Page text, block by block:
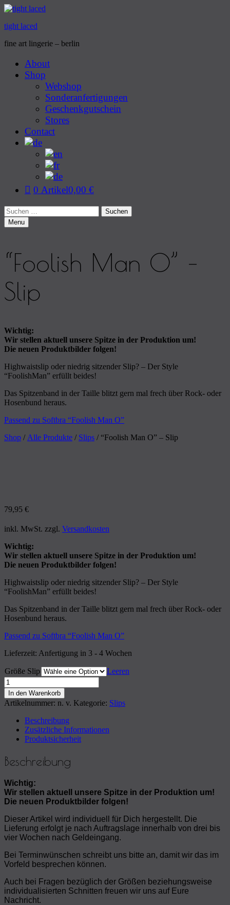
tight laced
fine art lingerie – berlin
Primary
Menu
About
Shop
Webshop
Sonderanfertigungen
Geschenkgutschein
Stores
Contact
0 Artikel0,00 €
Search
Suchen
nach:
Menu
“Foolish Man O” –
Slip
Wichtig:
Wir stellen aktuell unsere Spitze in der Produktion um!
Die neuen Produktbilder folgen!
Highwaistslip oder niedrig sitzender Slip? – Der Style
“FoolishMan” erfüllt beides!
Das Spitzenband in der Taille blitzt gern mal frech über Rock- oder
Hosenbund heraus.
Passend zu Softbra “Foolish Man O”
Shop / Alle Produkte / Slips / “Foolish Man O” – Slip
79,95 €
inkl. MwSt. zzgl. Versandkosten
Wichtig:
Wir stellen aktuell unsere Spitze in der Produktion um!
Die neuen Produktbilder folgen!
Highwaistslip oder niedrig sitzender Slip? – Der Style
“FoolishMan” erfüllt beides!
Das Spitzenband in der Taille blitzt gern mal frech über Rock- oder
Hosenbund heraus.
Passend zu Softbra “Foolish Man O”
Lieferzeit: Anfertigung in 3 - 4 Wochen
Größe Slip
Leeren
Anzahl
In den Warenkorb
Artikelnummer: n. v. Kategorie: Slips
Beschreibung
Zusätzliche Informationen
Produktsicherheit
Beschreibung
Wichtig:
Wir stellen aktuell unsere Spitze in der Produktion um!
Die neuen Produktbilder folgen!
Dieser Artikel wird individuell für Dich hergestellt. Die
Lieferung erfolgt je nach Auftragslage innerhalb von drei bis
vier Wochen nach Geldeingang.
Bei Terminwünschen schreibt uns bitte an, damit wir das im
Vorfeld besprechen können.
Auch bei Fragen bezüglich der Größen beziehungsweise
individualisierten Schnitten freuen wir uns auf Eure
Nachricht.